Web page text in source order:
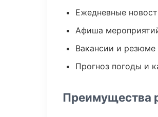
Ежедневные
Афиша
Вакансии и резюме
Прогноз погоды и
Преимущества